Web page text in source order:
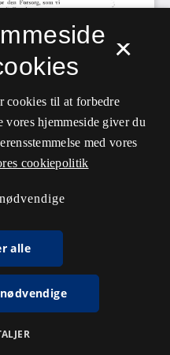
×
cookies til at forbedre
vores hjemmeside giver du
med vores
cookiepolitik
alle